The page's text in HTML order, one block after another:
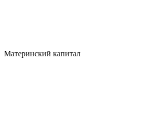
Материнский капитал